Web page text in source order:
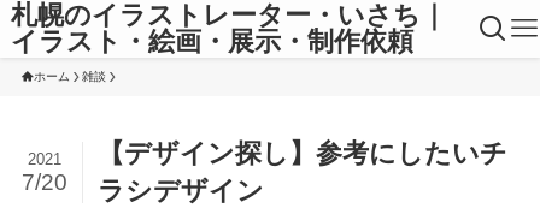
札幌のイラストレーター・いさち｜
イラスト・絵画・展示・制作依頼
ホーム 雑談
【デザイン探し】参考にしたいチ
ラシデザイン
2021
7/20